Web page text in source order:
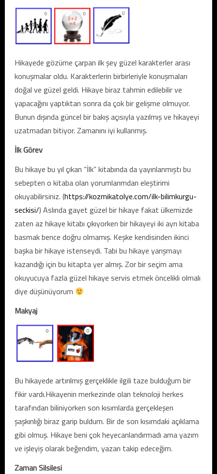
Hikayede gözüme çarpan ilk şey güzel karakterler arası
konuşmalar oldu. Karakterlerin birbirleriyle konuşmaları
doğal ve güzel geldi. Hikaye biraz tahmin edilebilir ve
yapacağını yaptıktan sonra da çok bir gelişme olmuyor.
Bunun dışında güncel bir bakış açısıyla yazılmış ve hikayeyi
uzatmadan bitiyor. Zamanını iyi kullanmış.
İlk Görev
Bu hikaye bu yıl çıkan “İlk” kitabında da yayınlanmıştı bu
sebepten o kitaba olan yorumlarımdan eleştirimi
okuyabilirsiniz. (https://kozmikatolye.com/ilk-bilimkurgu-
seckisi/) Aslında gayet güzel bir hikaye fakat ülkemizde
zaten az hikaye kitabı çıkıyorken bir hikayeyi iki ayrı kitaba
basmak bence doğru olmamış. Keşke kendisinden ikinci
başka bir hikaye istenseydi. Tabi bu hikaye yarışmayı
kazandığı için bu kitapta yer almış. Zor bir seçim ama
okuyucuya fazla güzel hikaye servis etmek öncelikli olmalı
diye düşünüyorum
Makyaj
Bu hikayede artırılmış gerçeklikle ilgili taze bulduğum bir
fikir vardı.Hikayenin merkezinde olan teknoloji herkes
tarafından biliniyorken son kısımlarda gerçekleşen
şaşkınlığı biraz garip buldum. Bir de son kısımdaki açıklama
gibi olmuş. Hikaye beni çok heyecanlandırmadı ama yazım
ve işleyiş olarak beğendim, yazarı takip edeceğim.
Zaman Silsilesi